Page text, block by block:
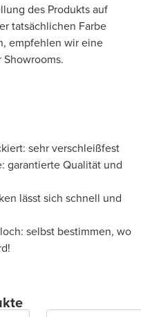
des Produkts auf
tatsächlichen Farbe
empfehlen wir eine
sehr verschleißfest
garantierte Qualität und
lässt sich schnell und
selbst bestimmen, wo